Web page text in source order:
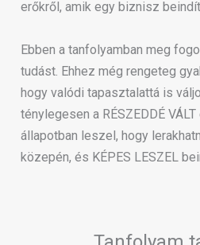
erőkről, amik egy biznisz
Ebben a tanfolyamban meg
tudást. Ehhez még rengeteg
hogy valódi tapasztalattá is
ténylegesen a RÉSZEDDÉ
állapotban leszel, hogy
közepén, és KÉPES LESZEL